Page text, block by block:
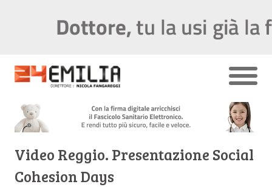
Video Reggio. Presentazione Social
Cohesion Days